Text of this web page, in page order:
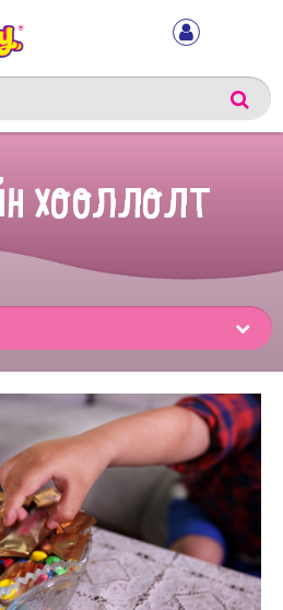
ХООЛЛОЛТ